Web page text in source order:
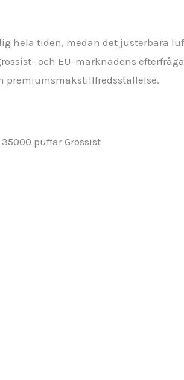
hela tiden, medan det justerbara
och EU-marknadens
35000 puffar Grossist